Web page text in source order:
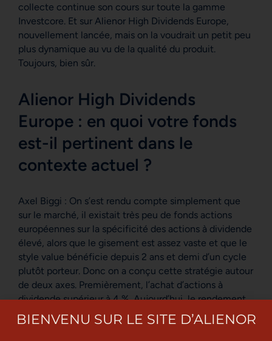
collecte continue son cours sur toute la gamme
Investcore. Et sur Alienor High Dividends Europe,
nouvellement lancée, mais on la voudrait un petit peu
plus dynamique au vu de la qualité du produit.
Toujours, bien sûr.
Alienor High Dividends
Europe : en quoi votre fonds
est-il pertinent dans le
contexte actuel ?
Axel Biggi : On s’est rendu compte simplement que
sur le marché, il existait très peu de fonds actions
européennes sur la spécificité des actions à dividende
élevé, alors que le gisement est assez vaste et que le
style value bénéficie depuis 2 ans et demi d’un cycle
plutôt porteur. Donc on a conçu cette stratégie autour
de deux axes. Premièrement, l’achat d’actions à
dividende supérieur à 4 %. Aujourd’hui, le rendement
du portefeuille est plutôt de l’ordre de 6,5 % d’ailleurs.
Et des actions qui sont sous-évaluées par rapport à
BIENVENU SUR LE SITE D’ALIENOR